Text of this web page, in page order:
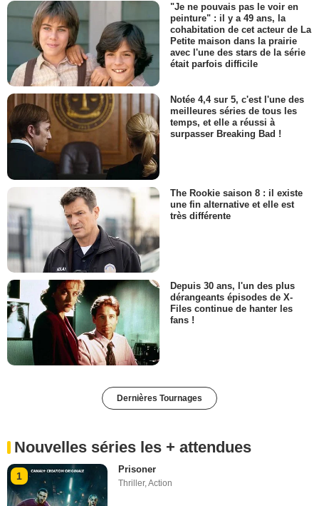
"Je ne pouvais pas le voir en
peinture" : il y a 49 ans, la
cohabitation de cet acteur de La
Petite maison dans la prairie
avec l'une des stars de la série
était parfois difficile
Notée 4,4 sur 5, c'est l'une des
meilleures séries de tous les
temps, et elle a réussi à
surpasser Breaking Bad !
The Rookie saison 8 : il existe
une fin alternative et elle est
très différente
Depuis 30 ans, l'un des plus
dérangeants épisodes de X-
Files continue de hanter les
fans !
Dernières Tournages
Nouvelles séries les + attendues
1
Prisoner
Thriller,Action